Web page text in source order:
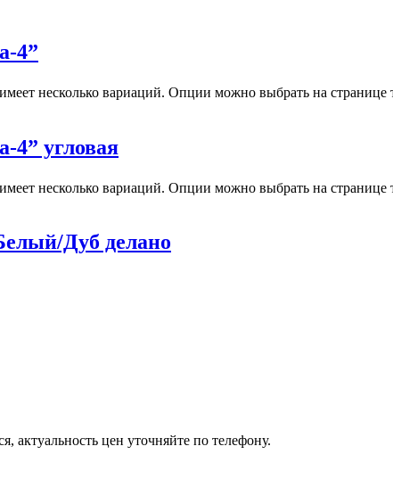
4”
несколько вариаций. Опции можно выбрать на странице
4” угловая
несколько вариаций. Опции можно выбрать на странице
Дуб делано
актуальность цен уточняйте по телефону.